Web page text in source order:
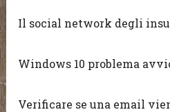
Il social network degli
Windows 10 problema
Verificare se una email